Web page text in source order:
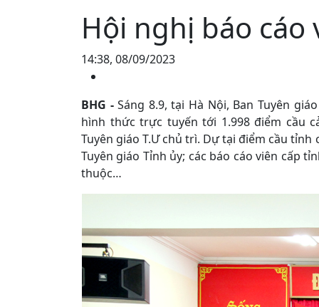
Hội nghị báo cáo
14:38, 08/09/2023
BHG -Sáng 8.9, tại Hà Nội, Ban Tuyên
hình thức trực tuyến tới 1.998 điểm cầu
Tuyên giáo T.Ư chủ trì. Dự tại điểm cầu
Tuyên giáo Tỉnh ủy; các báo cáo viên cấp
thuộc…